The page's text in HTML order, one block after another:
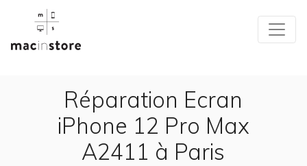
Réparation Ecran
iPhone 12 Pro Max
A2411 à Paris